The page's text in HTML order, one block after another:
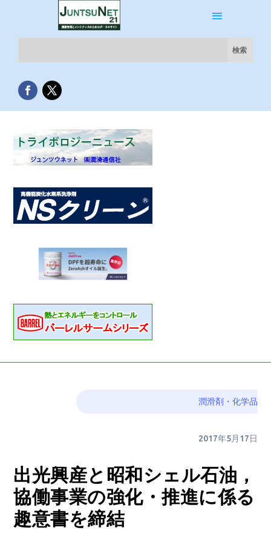
潤滑剤・化学品
2017年5月17日
出光興産と昭和シェル石油，
協働事業の強化・推進に係る
趣意書を締結